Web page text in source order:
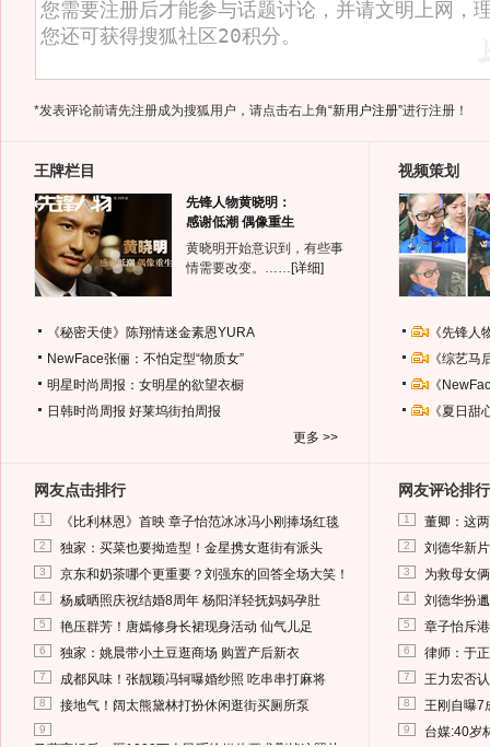
*发表评论前请先注册成为搜狐用户，请点击右上角“新用户注册”进行注册！
王牌栏目
先锋人物黄晓明：
感谢低潮 偶像重生
黄晓明开始意识到，有些事
情需要改变。…… [详细]
《秘密天使》陈翔情迷金素恩YURA
NewFace张俪：不怕定型“物质女”
明星时尚周报：女明星的欲望衣橱
日韩时尚周报 好莱坞街拍周报
更多 >>
视频策划
《先锋
《综艺
《
《夏日
网友点击排行
1 《比利林恩》首映 章子怡范冰冰冯小刚捧场红毯
2 独家：买菜也要拗造型！金星携女逛街有派头
3 京东和奶茶哪个更重要？刘强东的回答全场大笑！
4 杨威晒照庆祝结婚8周年 杨阳洋轻抚妈妈孕肚
5 艳压群芳！唐嫣修身长裙现身活动 仙气儿足
6 独家：姚晨带小土豆逛商场 购置产后新衣
7 成都风味！张靓颖冯轲曝婚纱照 吃串串打麻将
8 接地气！阔太熊黛林打扮休闲逛街买厕所泵
9
网友评论排行
1 董卿：这
2 刘德华新
3 为救母女
4 刘德华扮
5 章子怡斥
6 律师：于
7 王力宏否
8 王刚自曝7
9 台媒:40岁